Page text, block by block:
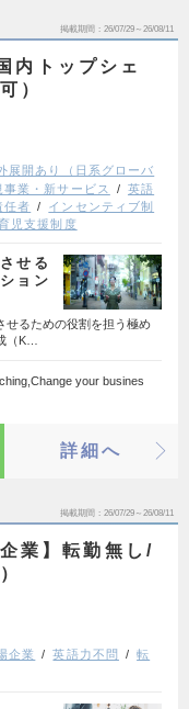
掲載期間 26/07/29～26/08/11
内トップシェ
）
展開あり（日系グローバ
事業・新サービス
英語
任者
インセンティブ制
児支援制度
せる
ョン
せるための役割を担う極め
（K…
your busines
詳細へ
掲載期間 26/07/29～26/08/11
業】転勤無し/
企業 英語力不問
転